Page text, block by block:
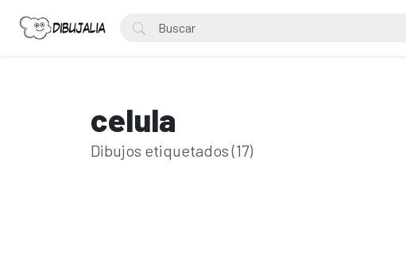
celula
Dibujos etiquetados (17)